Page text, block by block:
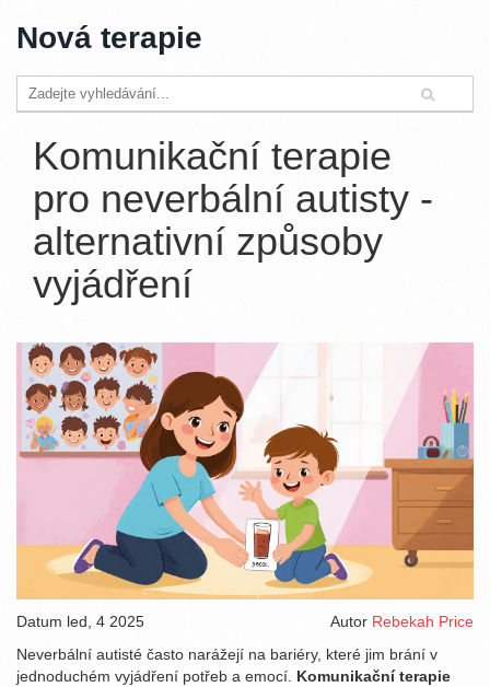
Nová terapie
Komunikační terapie
pro neverbální autisty -
alternativní způsoby
vyjádření
Datum led, 4 2025 Autor Rebekah Price
Neverbální autisté často narážejí na bariéry, které jim brání v
jednoduchém vyjádření potřeb a emocí. Komunikační terapie